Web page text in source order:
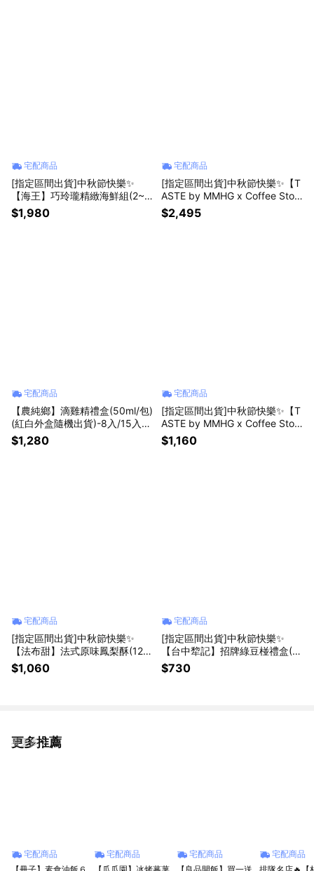
宅配商品
[指定區間出貨]中秋節快樂✨
【海王】巧玲瓏精緻海鮮組(2~4
人份)(含運)【墊腳石】中秋烤肉
$1,980
宅配商品
[指定區間出貨]中秋節快樂✨【T
ASTE by MMHG x Coffee Stop
over】月球願境 精裝禮盒(月餅8
入+咖啡6入)(附提袋)(含運)【墊
$2,495
宅配商品
【農純鄉】滴雞精禮盒(50ml/包)
(紅白外盒隨機出貨)-8入/15入
【墊腳石】日常保養 養生滋補
伴手禮
$1,280
宅配商品
[指定區間出貨]中秋節快樂✨【T
ASTE by MMHG x Coffee Stop
over】月球願境 平裝禮盒(月餅4
入+咖啡4入)(附提袋)(含運)【墊
$1,160
宅配商品
[指定區間出貨]中秋節快樂✨
【法布甜】法式原味鳳梨酥(12
入/盒)(含運)【墊腳石】月餅 伴
手禮
$1,060
宅配商品
[指定區間出貨]中秋節快樂✨
【台中犂記】招牌綠豆椪禮盒(6
入/盒)(含運)【墊腳石】月餅 伴
手禮
$730
更多推薦
看更多
宅配商品
宅配商品
宅配商品
宅配商品